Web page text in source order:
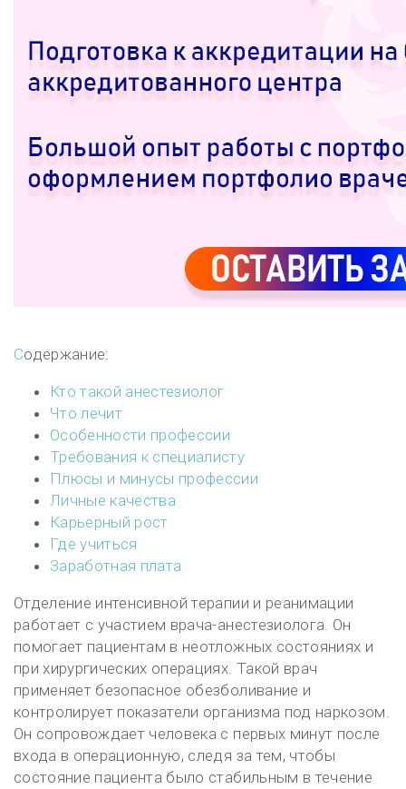
Содержание:
Кто такой анестезиолог
Что лечит
Особенности профессии
Требования к специалисту
Плюсы и минусы профессии
Личные качества
Карьерный рост
Где учиться
Заработная плата
Отделение интенсивной терапии и реанимации
работает с участием врача-анестезиолога. Он
помогает пациентам в неотложных состояниях и
при хирургических операциях. Такой врач
применяет безопасное обезболивание и
контролирует показатели организма под наркозом.
Он сопровождает человека с первых минут после
входа в операционную, следя за тем, чтобы
состояние пациента было стабильным в течение